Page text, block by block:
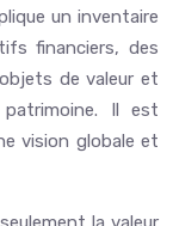
un inventaire
financiers, des
de valeur et
Il est
vision globale et